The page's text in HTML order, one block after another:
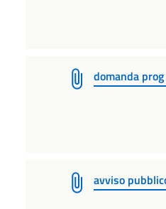
domanda
avviso